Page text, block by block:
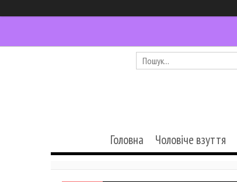
Головна Чоловіче взуття